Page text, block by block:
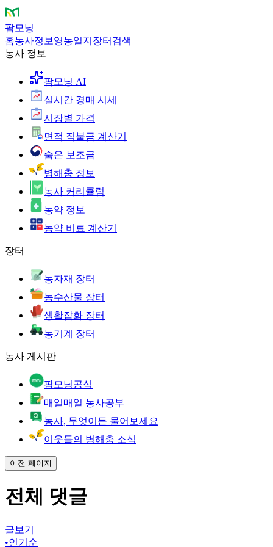
팜모닝
홈농사정보 영농일지 장터 검색
농사 정보
팜모닝 AI
실시간 경매 시세
시장별 가격
면적 직불금 계산기
숨은 보조금
병해충 정보
농사 커리큘럼
농약 정보
농약 비료 계산기
장터
농자재 장터
농수산물 장터
생활잡화 장터
농기계 장터
농사 게시판
팜모닝공식
매일매일 농사공부
농사, 무엇이든 물어보세요
이웃들의 병해충 소식
이전 페이지
전체 댓글
글보기
•인기순